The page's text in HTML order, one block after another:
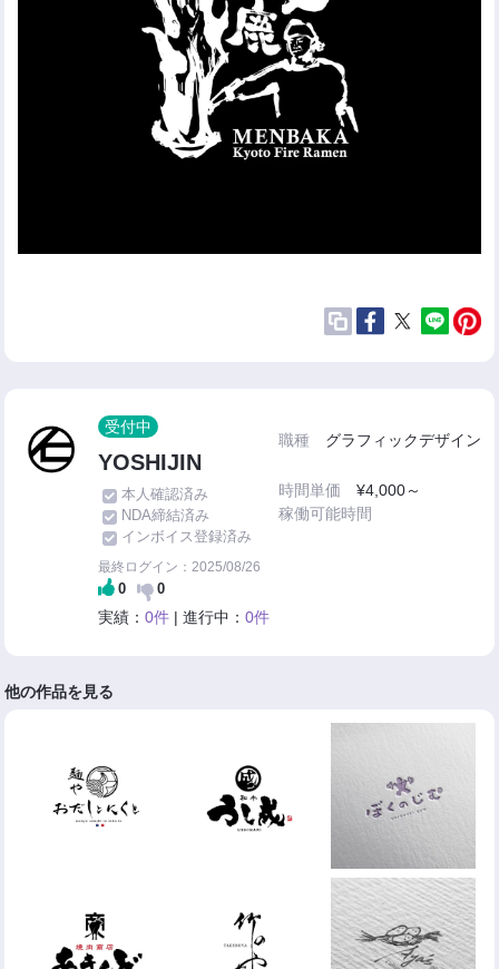
受付中
YOSHIJIN
本人確認済み
NDA締結済み
インボイス登録済み
最終ログイン：2025/08/26
0 0
実績：0件 | 進行中：0件
職種 グラフィックデザイン
時間単価 ¥4,000～
稼働可能時間
他の作品を見る